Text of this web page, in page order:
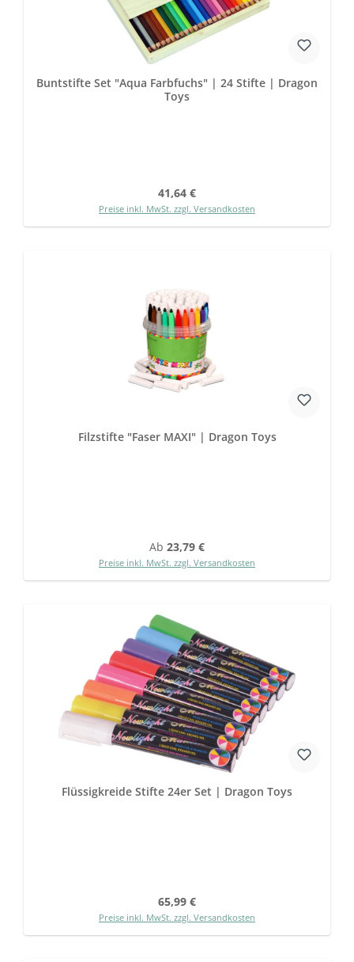
Buntstifte Set "Aqua Farbfuchs" | 24 Stifte | Dragon
Toys
Regulärer Preis:
41,64 €
Preise inkl. MwSt. zzgl. Versandkosten
Filzstifte "Faser MAXI" | Dragon Toys
Regulärer Preis:
Ab 23,79 €
Preise inkl. MwSt. zzgl. Versandkosten
Flüssigkreide Stifte 24er Set | Dragon Toys
Regulärer Preis:
65,99 €
Preise inkl. MwSt. zzgl. Versandkosten